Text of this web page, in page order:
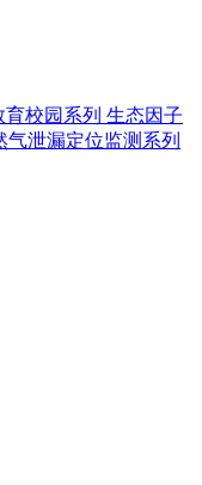
育校园系列 生态因子
气泄漏定位监测系列